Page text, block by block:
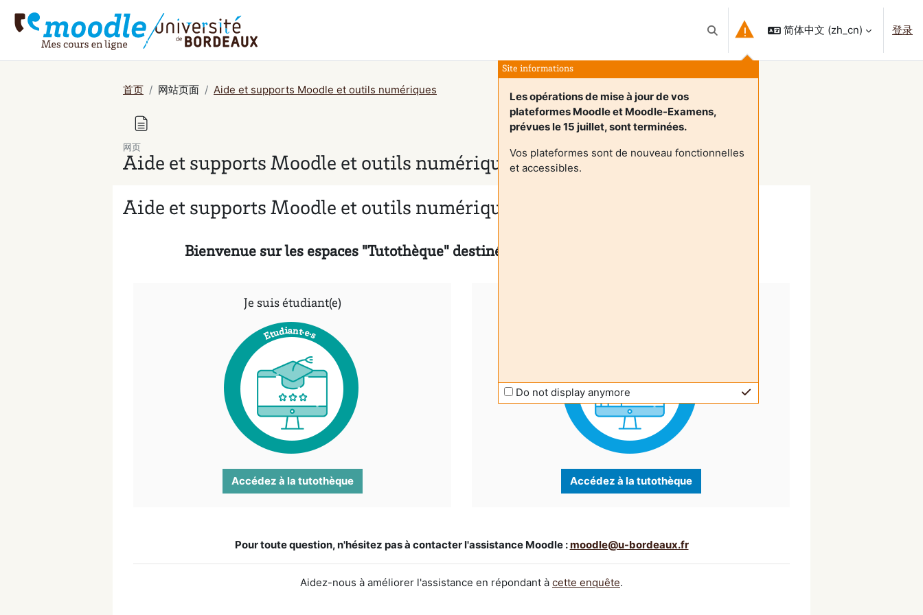
切换搜索输入
Site informations
Les opérations de mise à jour de vos
plateformes Moodle et Moodle-Examens,
prévues le 15 juillet, sont terminées.
Vos plateformes sont de nouveau fonctionnelles
et accessibles.
Do not display anymore
简体中文 ‎(zh_cn)‎ 登录
首页 网站页面 Aide et supports Moodle et outils numériques
网页
Aide et supports Moodle et outils numériques
Aide et supports Moodle et outils numériques
Bienvenue sur les espaces "Tutothèque" destinés aux enseignant(e)s et étudiant(e)s.
Je suis étudiant(e)
Accédez à la tutothèque Accédez à la tutothèque
Pour toute question, n'hésitez pas à contacter l'assistance Moodle :moodle@u-bordeaux.fr
Aidez-nous à améliorer l'assistance en répondant à cette enquête.